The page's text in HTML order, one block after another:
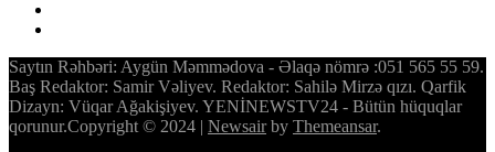
Saytın Rəhbəri: Aygün Məmmədova - Əlaqə nömrə :051 565 55 59.
Baş Redaktor: Samir Vəliyev. Redaktor: Sahilə Mirzə qızı. Qarfik
Dizayn: Vüqar Ağakişiyev. YENİNEWSTV24 - Bütün hüquqlar
qorunur.Copyright © 2024 | Newsairby Themeansar.